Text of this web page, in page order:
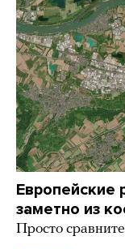
Европейские
заметно из
Просто